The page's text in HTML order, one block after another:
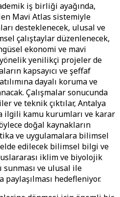
iş birliği ayağında,
Mavi Atlas sistemiyle
desteklenecek, ulusal ve
çalıştaylar düzenlenecek,
ekonomi ve mavi
yenilikçi projeler de
kapsayıcı ve şeffaf
dayalı koruma ve
Çalışmalar sonucunda
ve teknik çıktılar, Antalya
ilgili kamu kurumları ve karar
doğal kaynakların
ve uygulamalara bilimsel
edilecek bilimsel bilgi ve
iklim ve biyolojik
ve ulusal ile
hedefleniyor.